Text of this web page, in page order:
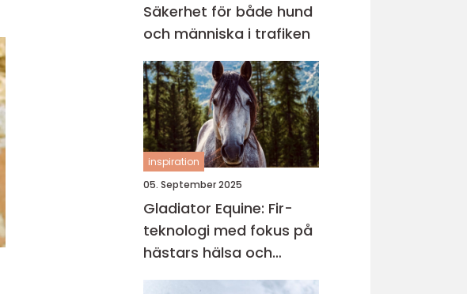
Säkerhet för både hund
och människa i trafiken
inspiration
05. September 2025
Gladiator Equine: Fir-
teknologi med fokus på
hästars hälsa och
välbefinnande